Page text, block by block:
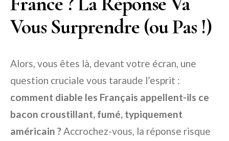
Vous Surprendre (ou Pas !)
Alors, vous êtes là, devant votre écran, une
question cruciale vous taraude l’esprit :
comment diable les Français appellent-ils ce
bacon croustillant, fumé, typiquement
américain ?Accrochez-vous, la réponse risque